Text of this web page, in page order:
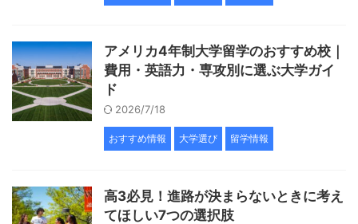
アメリカ4年制大学留学のおすすめ校｜
費用・英語力・専攻別に選ぶ大学ガイ
ド
2026/7/18
おすすめ情報 大学選び 留学情報
高3必見！進路が決まらないときに考え
てほしい7つの選択肢